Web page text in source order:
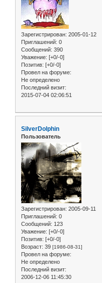
Зарегистрирован: 2005-01-12
Приглашений: 0
Сообщений: 390
Уважение: [+0/-0]
Позитив: [+0/-0]
Провел на форуме:
Не определено
Последний визит:
2015-07-04 02:06:51
SilverDolphin
Пользователь
Зарегистрирован: 2005-09-11
Приглашений: 0
Сообщений: 123
Уважение: [+0/-0]
Позитив: [+0/-0]
Возраст: 39 [1986-08-31]
Провел на форуме:
Не определено
Последний визит:
2006-12-06 11:45:30